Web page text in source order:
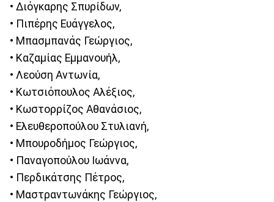
• Διόγκαρης Σπυρίδων,
• Πιπέρης Ευάγγελος,
• Μπασμπανάς Γεώργιος,
• Καζαμίας Εμμανουήλ,
• Λεούση Αντωνία,
• Κωτσιόπουλος Αλέξιος,
• Κωστορρίζος Αθανάσιος,
• Ελευθεροπούλου Στυλιανή,
• Μπουροδήμος Γεώργιος,
• Παναγοπούλου Ιωάννα,
• Περδικάτσης Πέτρος,
• Μαστραντωνάκης Γεώργιος,